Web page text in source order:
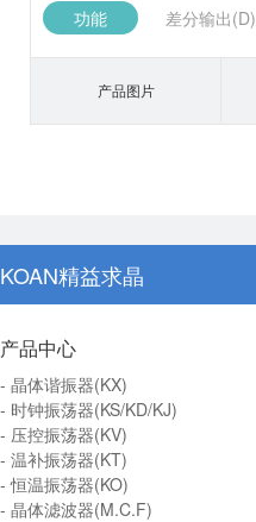
功能 差分输出(D)
产品图片
KOAN精益求晶
产品中心
- 晶体谐振器(KX)
- 时钟振荡器(KS/KD/KJ)
- 压控振荡器(KV)
- 温补振荡器(KT)
- 恒温振荡器(KO)
- 晶体滤波器(M.C.F)